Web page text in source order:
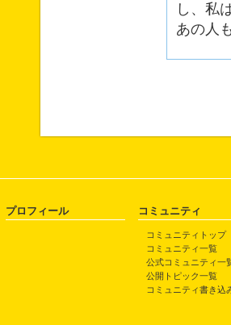
し、私
あの人
プロフィール コミュニティ
コミュニティトップ
コミュニティ一覧
公式コミュニティ一
公開トピック一覧
コミュニティ書き込